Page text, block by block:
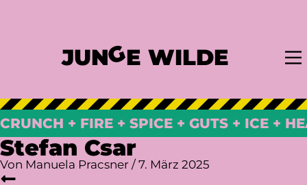
JUNGE WILDE
CRUNCH + FIRE + SPICE + GUTS + ICE +
Stefan Csar
Von Manuela Pracsner / 7. März 2025
Beitragsnavigation